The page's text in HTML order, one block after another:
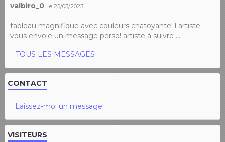
valbiro_0 Le 25/03/2023
tableau magnifique avec couleurs chatoyante! l artiste
vous envoie un message perso! artiste à suivre ...
TOUS LES MESSAGES
CONTACT
Laissez-moi un message!
VISITEURS